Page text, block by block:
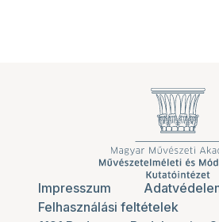
Impresszum
Felhasználási feltételek